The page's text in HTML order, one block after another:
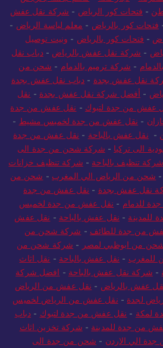
- فتحات كور الرياض - شركة نقل عفش
فتحات كور بالرياض - معلم لياسة الرياض -
- فتحات كور بالرياض - ونيت توصيل
- شركة نقل عفش بالرياض -دباب نقل
- شركة ترميم بالدمام - شحن من
نقل عفش بجدة - دباب نقل عفش بجدة
- أفضل شركة نقل عفش بجدة - نقل
عفش من جدة لتبوك - نقل عفش من جدة
- نقل عفش من جدة لخميس مشيط -
- نقل عفش بالباحة - نقل عفش من جدة
الى تركيا - شركة شحن من جدة الى
شركة تنظيف بالباحة - شركة تنظيف خزانات
- شحن من الرياض الي المغرب - شحن من
نقل عفش بجدة - نقل عفش من جدة
للدمام - نقل عفش من جدة لخميس
للمدينة - نقل عفش بالباحة - نقل عفش
من جدة للطائف - شركة شحن من
من ابوظبي لمصر - شركة شحن من
للمغرب - نقل عفش بالباحة - نقل اثاث
- شركة نقل عفش بالباحة - افضل شركة
عفش بالرياض - نقل عفش من الرياض
لجدة - نقل عفش من الرياض لخميس
لمكة - نقل عفش من جدة لتبوك - دباب
من جدة للمدينة - شركة تخزين اثاث
الي الاردن - شحن من جدة الى